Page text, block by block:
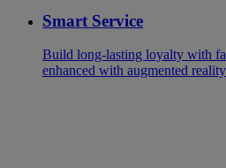
Smart Service
Build long-lasting loyalty with
enhanced with augmented